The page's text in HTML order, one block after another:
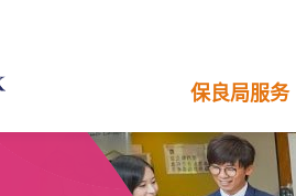
保良局服务